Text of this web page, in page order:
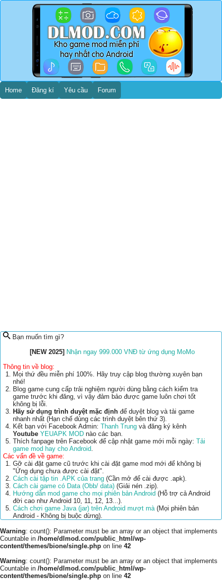
Home Đăng kí Yêu cầu Forum
Bạn muốn tìm gì?
[NEW 2025] Nhận ngay 999.000 VNĐ từ ứng dụng MoMo
Thông tin về blog:
Mọi thứ đều miễn phí 100%. Hãy truy cập blog thường xuyên bạn
nhé!
Blog game cung cấp trải nghiệm người dùng bằng cách kiểm tra
game trước khi đăng, vì vậy đảm bảo được game luôn chơi tốt
không bị lỗi.
Hãy sử dụng trình duyệt mặc định để duyệt blog và tải game
nhanh nhất (Hạn chế dùng các trình duyệt bên thứ 3).
Kết bạn với Facebook Admin: Thanh Trung và đăng ký kênh
Youtube YEUAPK MOD nào các bạn.
Thích fanpage trên Facebook để cập nhật game mới mỗi ngày: Tải
game mod hay cho Android.
Các vấn đề về game:
Gỡ cài đặt game cũ trước khi cài đặt game mod mới để không bị
"Ứng dụng chưa được cài đặt".
Cách cài tập tin .APK của trang (Cần mở để cài được .apk).
Cách cài game có Data (Obb/ data) (Giải nén .zip).
Hướng dẫn mod game cho mọi phiên bản Android (Hỗ trợ cả Android
đời cao như Android 10, 11, 12, 13...).
Cách chơi game Java (jar) trên Android mượt mà(Mọi phiên bản
Android - Không bị buộc dừng).
Warning: count(): Parameter must be an array or an object that implements
Countable in /home/dlmod.com/public_html/wp-
content/themes/bione/single.php on line 42
Warning: count(): Parameter must be an array or an object that implements
Countable in /home/dlmod.com/public_html/wp-
content/themes/bione/single.php on line 42